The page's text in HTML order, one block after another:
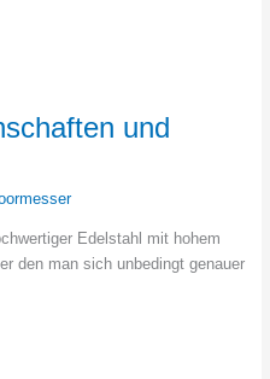
und
Edelstahl mit hohem
den man sich unbedingt genauer